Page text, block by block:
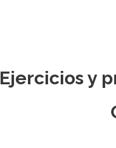
Ejercicios y